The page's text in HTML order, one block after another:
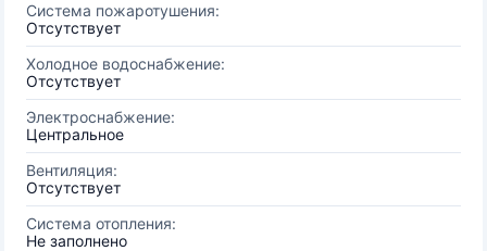
Система пожаротушения:
Отсутствует
Холодное водоснабжение:
Отсутствует
Электроснабжение:
Центральное
Вентиляция:
Отсутствует
Система отопления:
Не заполнено